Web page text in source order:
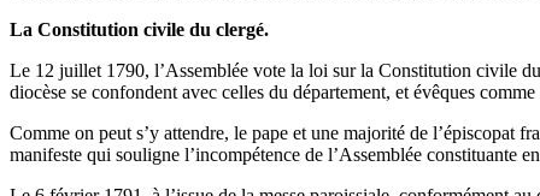
La Constitution civile du clergé.
Le 12 juillet 1790, l’Assemblée vote la loi sur la Constitution civile
diocèse se confondent avec celles du département, et évêques
Comme on peut s’y attendre, le pape et une majorité de l’épiscopat
manifeste qui souligne l’incompétence de l’Assemblée constituante